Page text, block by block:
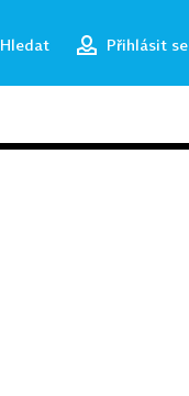
Hledat Přihlásit se